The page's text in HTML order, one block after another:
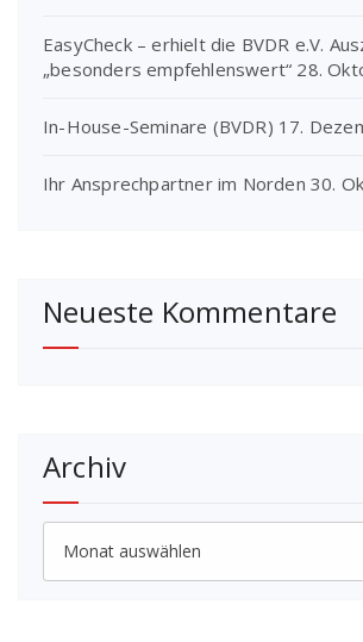
EasyCheck – erhielt die BVDR e.V.
„besonders empfehlenswert“ 28.
In-House-Seminare (BVDR) 17.
Ihr Ansprechpartner im Norden 30.
Neueste Kommentare
Archiv
Archiv